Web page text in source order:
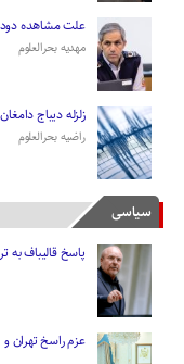
علت مشاهده
مهدیه بحرالعلوم
زلزله دیباج
راضیه بحرالعلوم
سیاسی
پاسخ قالیباف
عزم راسخ تهران